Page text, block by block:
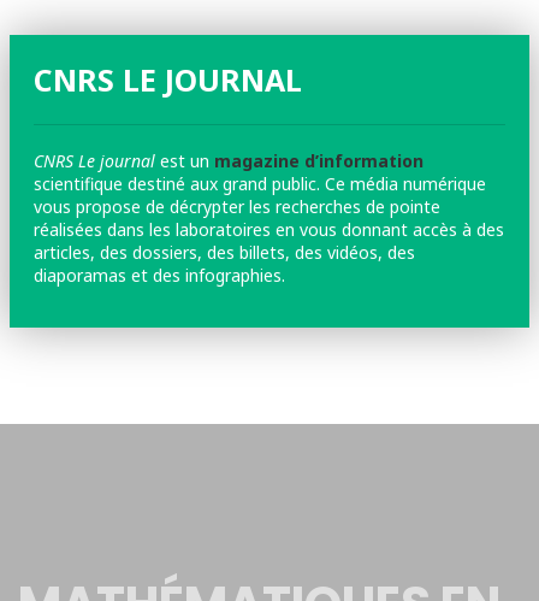
CNRS LE JOURNAL
CNRS Le journal est un magazine d’information
scientifique destiné aux grand public. Ce média numérique
vous propose de décrypter les recherches de pointe
réalisées dans les laboratoires en vous donnant accès à des
articles, des dossiers, des billets, des vidéos, des
diaporamas et des infographies.